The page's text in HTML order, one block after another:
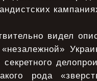
видел
рода